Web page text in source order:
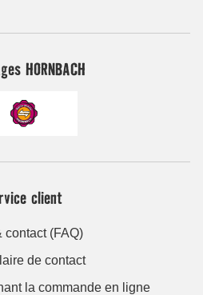
HORNBACH
client
contact (FAQ)
de contact
la commande en ligne